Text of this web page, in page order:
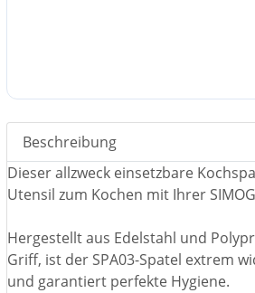
Beschreibung
Dieser allzweck einsetzbare
Utensil zum Kochen mit Ihrer
Hergestellt aus Edelstahl und
Griff, ist der SPA03-Spatel extrem
und garantiert perfekte Hygiene.